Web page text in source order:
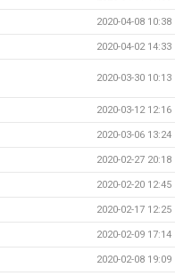
2020-04-08 10:38
2020-04-02 14:33
2020-03-30 10:13
2020-03-12 12:16
2020-03-06 13:24
2020-02-27 20:18
2020-02-20 12:45
2020-02-17 12:25
2020-02-09 17:14
2020-02-08 19:09